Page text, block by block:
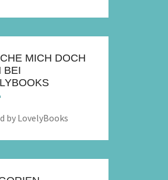
MICH DOCH
BEI
by LovelyBooks